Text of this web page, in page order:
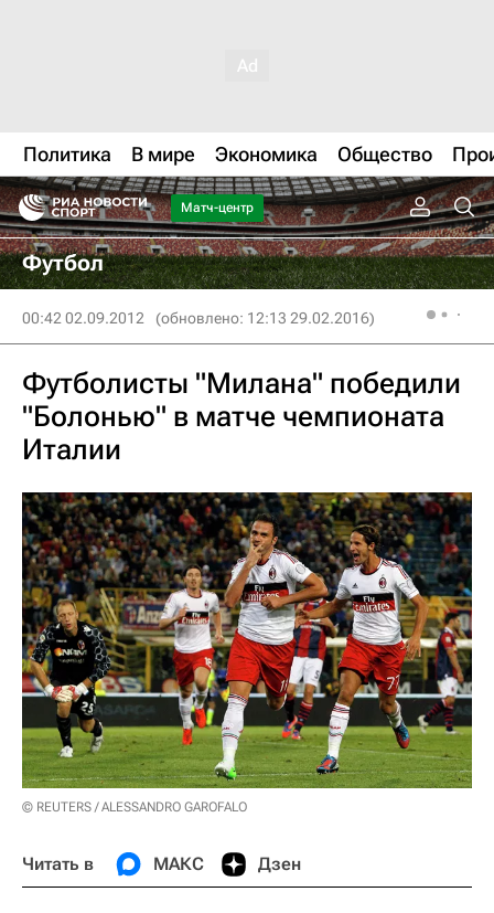
Политика В мире Экономика Общество
Матч-центр
Футбол
00:42 02.09.2012 (обновлено: 12:13 29.02.2016)
Футболисты "Милана" победили
"Болонью" в матче чемпионата
Италии
© REUTERS / ALESSANDRO GAROFALO
Читать в МАКС Дзен